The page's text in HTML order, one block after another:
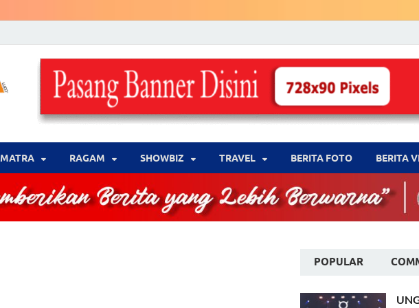
LENSA WARNA .com
Memberikan Berita yang Lebih Berwarna
MATRA ‎RAGAM ‎SHOWBIZ ‎TRAVEL BERITA FOTO BERITA
POPULAR